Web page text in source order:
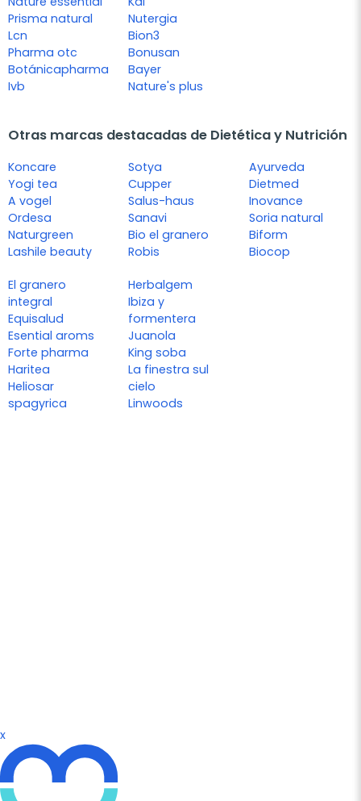
Prisma natural
Lcn
Pharma otc
Botánicapharma
Ivb
Nutergia
Bion3
Bonusan
Bayer
Nature's plus
Otras marcas destacadas de Dietética y Nutrición
Koncare
Yogi tea
A vogel
Ordesa
Naturgreen
Lashile beauty
Sotya
Cupper
Salus-haus
Sanavi
Bio el granero
Robis
Ayurveda
Dietmed
Inovance
Soria natural
Biform
Biocop
El granero
integral
Equisalud
Esential aroms
Forte pharma
Haritea
Heliosar
spagyrica
Herbalgem
Ibiza y
formentera
Juanola
King soba
La finestra sul
cielo
Linwoods
x